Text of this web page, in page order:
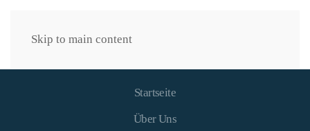
Skip to main content
Startseite
Über Uns